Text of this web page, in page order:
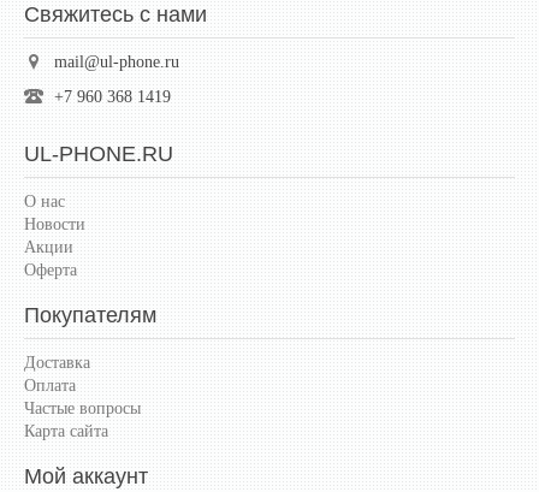
Свяжитесь с нами
mail@ul-phone.ru
+7 960 368 1419
UL-PHONE.RU
О нас
Новости
Акции
Оферта
Покупателям
Доставка
Оплата
Частые вопросы
Карта сайта
Мой аккаунт